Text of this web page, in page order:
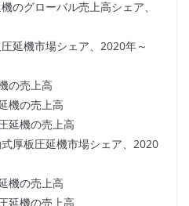
のグローバル売上高シェア、
延機市場シェア、2020年～
の売上高
機の売上高
延機の売上高
厚板圧延機市場シェア、2020
機の売上高
延機の売上高